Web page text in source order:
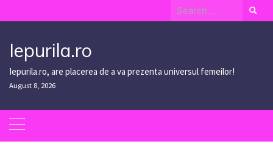
to
Search
for:
Iepurila.ro
Iepurila.ro, are placerea de a va prezenta universul femeilor!
August 8, 2026